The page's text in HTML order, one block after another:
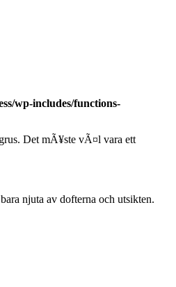
wp-includes/functions-
Det mÃ¥ste vÃ¤l vara ett
njuta av dofterna och utsikten.